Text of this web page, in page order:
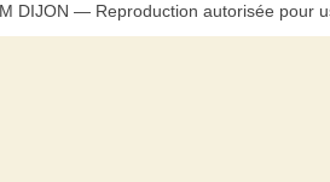
DIJON — Reproduction autorisée pour